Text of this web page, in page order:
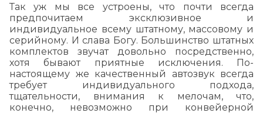
Так уж мы все устроены, что почти всегда
предпочитаем эксклюзивное и
индивидуальное всему штатному, массовому и
серийному. И слава Богу. Большинство штатных
комплектов звучат довольно посредственно,
хотя бывают приятные исключения. По-
настоящему же качественный автозвук всегда
требует индивидуального подхода,
тщательности, внимания к мелочам, что,
конечно, невозможно при конвейерной